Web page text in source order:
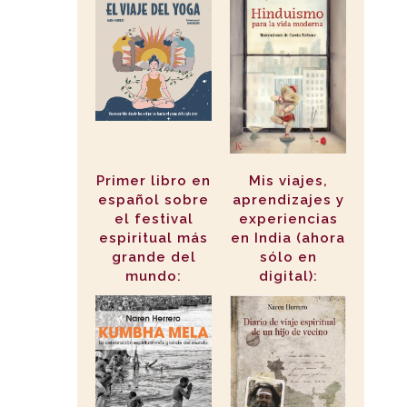
Primer libro en
español sobre
el festival
espiritual más
grande del
mundo:
Mis viajes,
aprendizajes y
experiencias
en India (ahora
sólo en
digital):